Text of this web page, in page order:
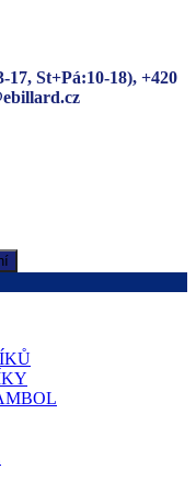
17, St+Pá:10-18), +420